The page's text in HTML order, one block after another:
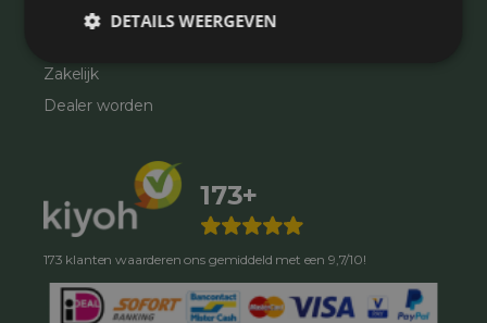
Contact
Zakelijk
Dealer worden
173+
173 klanten waarderen ons gemiddeld met een 9,7/10!
DETAILS WEERGEVEN